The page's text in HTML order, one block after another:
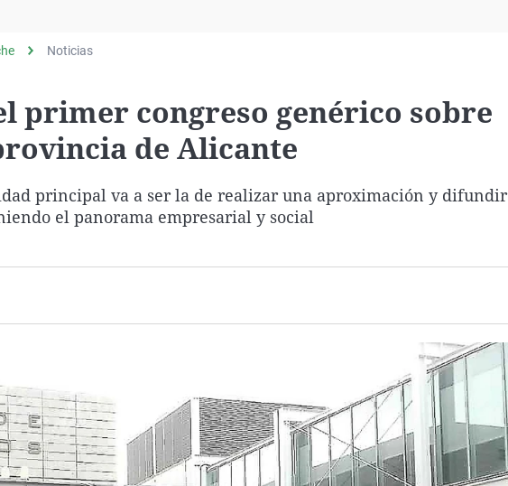
Noticias
primer congreso genérico sobre
de Alicante
principal va a ser la de realizar una aproximación y difundir
el panorama empresarial y social